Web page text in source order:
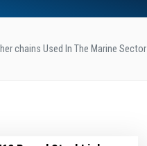
chains Used In The Marine Sector